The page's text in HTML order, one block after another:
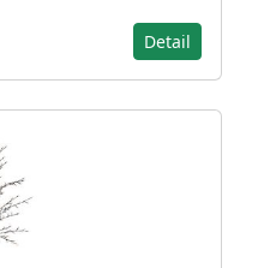
Detail